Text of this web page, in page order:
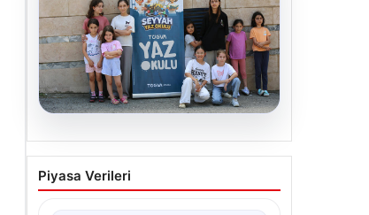
06.08.2026
TÜGVA’dan çocuklar için
meydan şenlikleri
Piyasa Verileri